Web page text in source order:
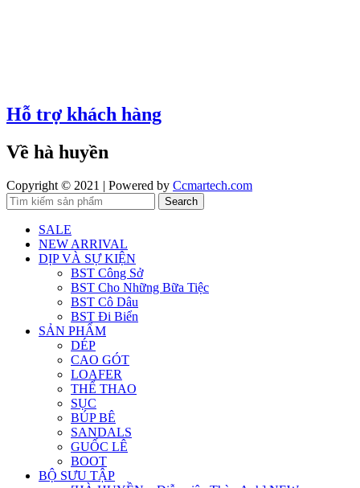
Hỗ trợ khách hàng
Về hà huyền
Copyright © 2021 | Powered by Ccmartech.com
Search
SALE
NEW ARRIVAL
DỊP VÀ SỰ KIỆN
BST Công Sở
BST Cho Những Bữa Tiệc
BST Cô Dâu
BST Đi Biển
SẢN PHẨM
DÉP
CAO GÓT
LOAFER
THỂ THAO
SỤC
BÚP BÊ
SANDALS
GUỐC LÊ
BOOT
BỘ SƯU TẬP